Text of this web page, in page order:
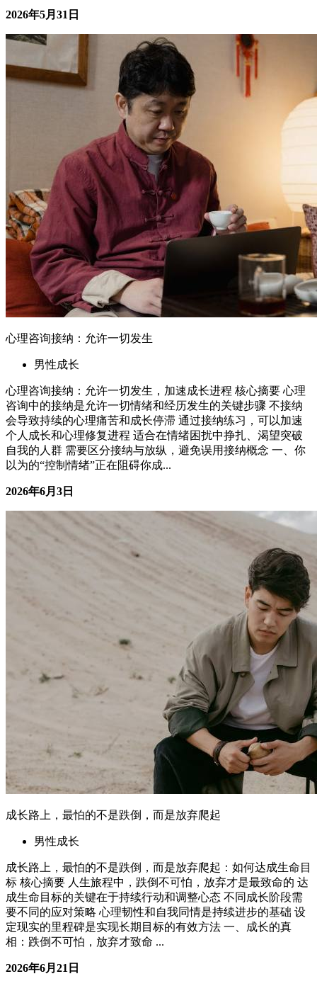
分析，揭示“独当一面扛万事”的...
2026年5月31日
心理咨询接纳：允许一切发生
男性成长
心理咨询接纳：允许一切发生，加速成长进程 核心摘要 心理
咨询中的接纳是允许一切情绪和经历发生的关键步骤 不接纳
会导致持续的心理痛苦和成长停滞 通过接纳练习，可以加速
个人成长和心理修复进程 适合在情绪困扰中挣扎、渴望突破
自我的人群 需要区分接纳与放纵，避免误用接纳概念 一、你
以为的“控制情绪”正在阻碍你成...
2026年6月3日
成长路上，最怕的不是跌倒，而是放弃爬起
男性成长
成长路上，最怕的不是跌倒，而是放弃爬起：如何达成生命目
标 核心摘要 人生旅程中，跌倒不可怕，放弃才是最致命的 达
成生命目标的关键在于持续行动和调整心态 不同成长阶段需
要不同的应对策略 心理韧性和自我同情是持续进步的基础 设
定现实的里程碑是实现长期目标的有效方法 一、成长的真
相：跌倒不可怕，放弃才致命 ...